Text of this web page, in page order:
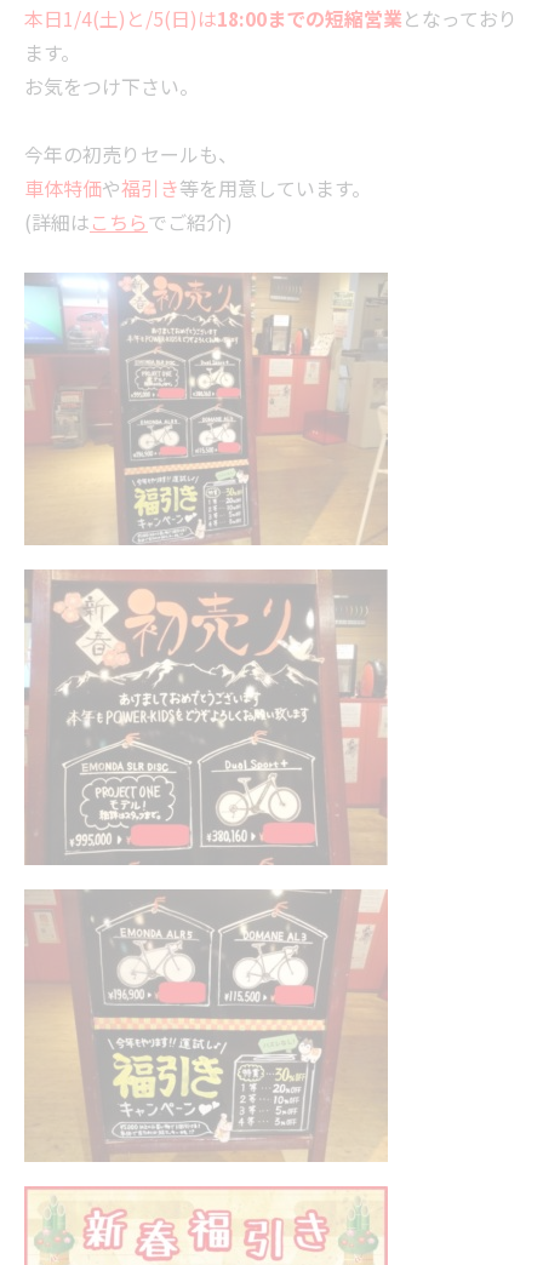
本日1/4(土)と/5(日)は18:00までの短縮営業となっており
ます。
お気をつけ下さい。
今年の初売りセールも、
車体特価や福引き等を用意しています。
(詳細はこちらでご紹介)